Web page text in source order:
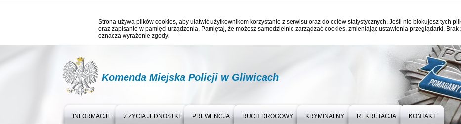
Strona używa plików cookies, aby ułatwić użytkownikom korzystanie z serwisu oraz do celów statystycznych. Jeśli nie blokujesz tych
oraz zapisanie w pamięci urządzenia. Pamiętaj, że możesz samodzielnie zarządzać cookies, zmieniając ustawienia przeglądarki.
oznacza wyrażenie zgody.
Komenda Miejska Policji w Gliwicach
INFORMACJE Z ŻYCIA JEDNOSTKI PREWENCJA RUCH DROGOWY KRYMINALNY REKRUTACJA KONTAKT